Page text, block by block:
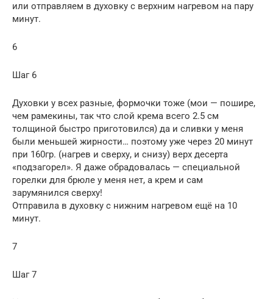
или отправляем в духовку с верхним нагревом на пару
минут.
6
Шаг 6
Духовки у всех разные, формочки тоже (мои — пошире,
чем рамекины, так что слой крема всего 2.5 см
толщиной быстро приготовился) да и сливки у меня
были меньшей жирности… поэтому уже через 20 минут
при 160гр. (нагрев и сверху, и снизу) верх десерта
«подзагорел». Я даже обрадовалась — специальной
горелки для брюле у меня нет, а крем и сам
зарумянился сверху!
Отправила в духовку с нижним нагревом ещё на 10
минут.
7
Шаг 7